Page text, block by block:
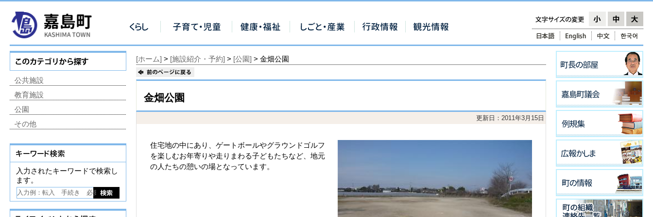
[ホーム] > [施設紹介・予約] > [公園] > 金畑公園
金畑公園
更新日：2011年3月15日
住宅地の中にあり、ゲートボールやグラウンドゴルフ
を楽しむお年寄りや走りまわる子どもたちなど、地元
の人たちの憩いの場となっています。
公共施設
教育施設
公園
その他
入力されたキーワードで検索し
ます。